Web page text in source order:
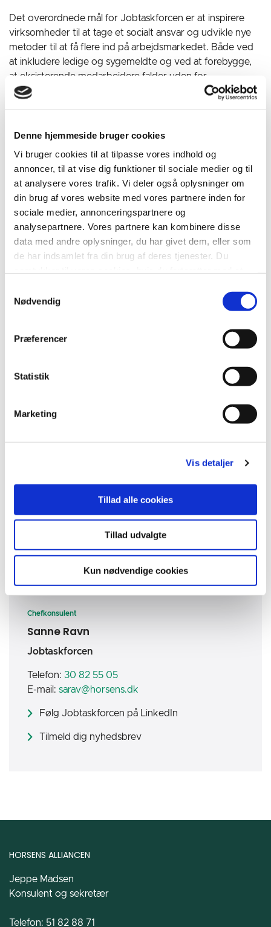
Denne hjemmeside bruger cookies
Vi bruger cookies til at tilpasse vores indhold og
annoncer, til at vise dig funktioner til sociale medier og til
at analysere vores trafik. Vi deler også oplysninger om
din brug af vores website med vores partnere inden for
sociale medier, annonceringspartnere og
analysepartnere. Vores partnere kan kombinere disse
data med andre oplysninger, du har givet dem, eller som
de har indsamlet fra din brug af deres tjenester. Du
Nødvendig
Præferencer
Statistik
Marketing
Vis detaljer
Tillad alle cookies
Tillad udvalgte
Kun nødvendige cookies
Det overordnede mål for Jobtaskforcen er at inspirere
virksomheder til at tage et socialt ansvar og udvikle nye
metoder til at få flere ind på arbejdsmarkedet. Både ved
at inkludere ledige og sygemeldte og ved at forebygge,
at eksisterende medarbejdere falder uden for.
Jobtaskforcen.
Nyhedsbreve
Hvis du vil følge med i Jobtaskforcens arbejde såfølg os
på LinkedInogtilmeld dig vores nyhedsbrev og læs
seneste nyhedsbrev.
Jobtaskforcen er et underforum til HORSENS
ALLIANCEN.
Derfor skal du tage et socialt
At ansætte personer fra kanten af
ressourcer og skabe overskud hos dine
Du kan styrke din virksomheds sociale profil ved at
Chefkonsulent
Sanne Ravn
Jobtaskforcen
Telefon: 30 82 55 05
E-mail: sarav@horsens.dk
Følg Jobtaskforcen på LinkedIn
Tilmeld dig nyhedsbrev
HORSENS ALLIANCEN
Jeppe Madsen
Konsulent og sekretær
Telefon: 51 82 88 71